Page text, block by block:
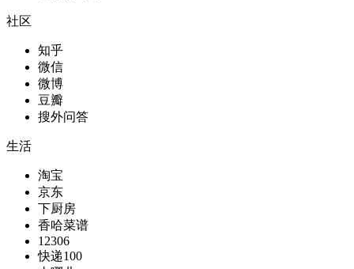
社区
知乎
微信
微博
豆瓣
搜外问答
生活
淘宝
京东
下厨房
香哈菜谱
12306
快递100